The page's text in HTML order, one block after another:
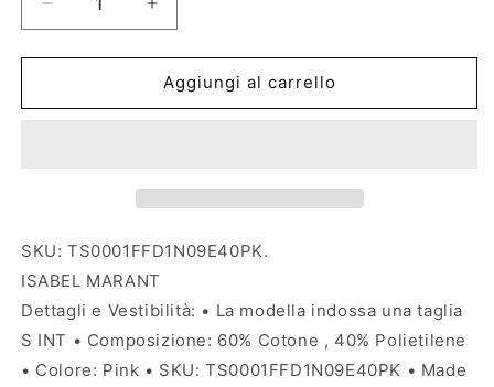
Diminuisci
quantità
per
Shirt
Aumenta
quantità
per
T-
Shirt
Aggiungi al carrello
SKU: TS0001FFD1N09E40PK.
ISABEL MARANT
Dettagli e Vestibilità: • La modella indossa una taglia
S INT • Composizione: 60% Cotone , 40% Polietilene
• Colore: Pink • SKU: TS0001FFD1N09E40PK • Made